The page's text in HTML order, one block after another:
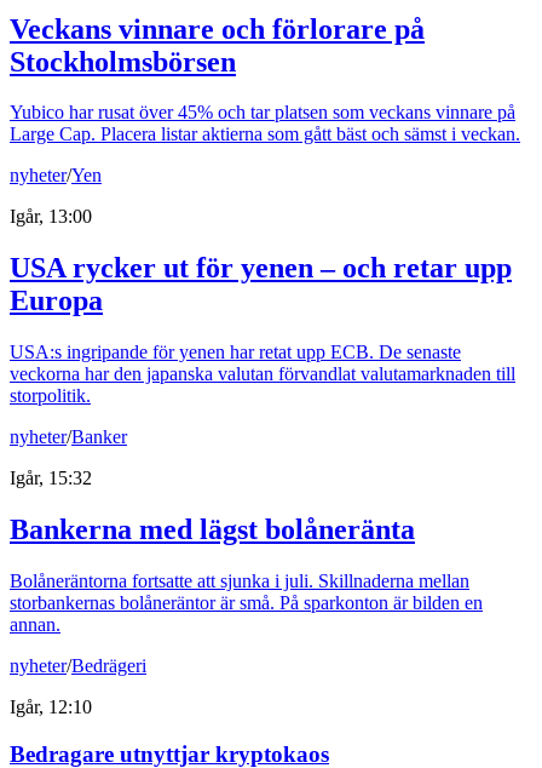
Veckans vinnare och förlorare på
Stockholmsbörsen
Yubico har rusat över 45% och tar platsen som veckans vinnare på
Large Cap. Placera listar aktierna som gått bäst och sämst i veckan.
nyheter/Yen
Igår, 13:00
USA rycker ut för yenen – och retar upp
Europa
USA:s ingripande för yenen har retat upp ECB. De senaste
veckorna har den japanska valutan förvandlat valutamarknaden till
storpolitik.
nyheter/Banker
Igår, 15:32
Bankerna med lägst bolåneränta
Bolåneräntorna fortsatte att sjunka i juli. Skillnaderna mellan
storbankernas bolåneräntor är små. På sparkonton är bilden en
annan.
nyheter/Bedrägeri
Igår, 12:10
Bedragare utnyttjar kryptokaos